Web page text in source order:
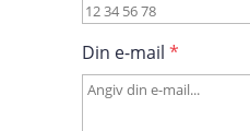
Din e-mail *